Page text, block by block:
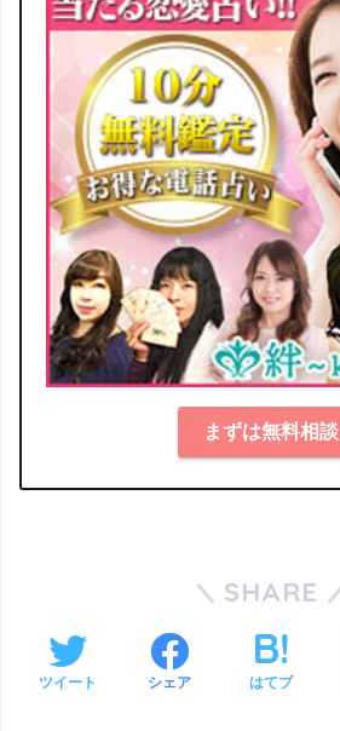
まずは無料相談
SHARE
ツイート シェア はてブ